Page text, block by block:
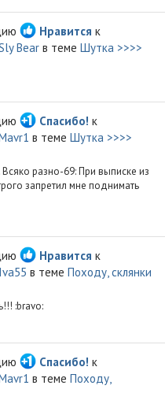
Нравится к
Bear в теме Шутка >>>>
Спасибо! к
в теме Шутка >>>>
разно-69: При выписке из
запретил мне поднимать
Нравится к
в теме Походу, склянки
:bravo:
Спасибо! к
в теме Походу,